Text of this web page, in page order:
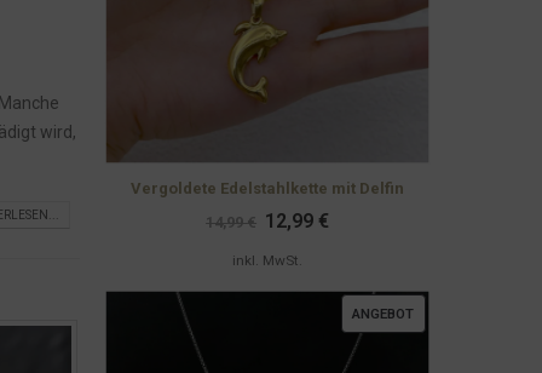
wird,
Vergoldete Edelstahlkette mit Delfin
14,99€ Ursprünglicher
Preis
war:
12,99 €Aktueller
inkl. MwSt.
ANGEBOTPRODUKT